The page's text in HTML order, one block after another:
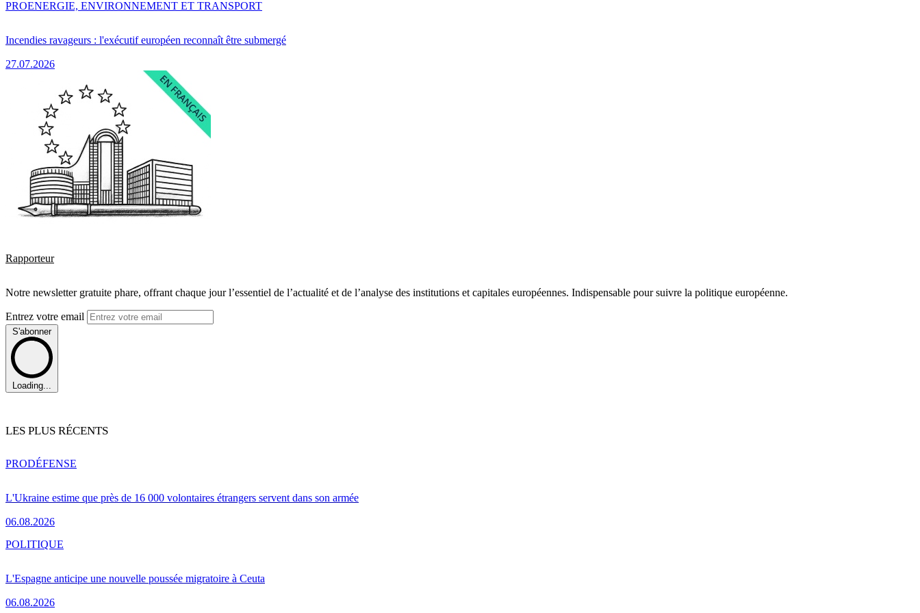
Incendies ravageurs : l'exécutif européen reconnaît être submergé
27.07.2026
PROENERGIE, ENVIRONNEMENT ET TRANSPORT
Rapporteur
Notre newsletter gratuite phare, offrant chaque jour l’essentiel de l’actualité et de l’analyse des institutions et capitales européennes. Indispensable pour suivre la politique européenne.
Entrez votre email
S'abonner
Loading...
LES PLUS RÉCENTS
L'Ukraine estime que près de 16 000 volontaires étrangers servent dans son armée
06.08.2026
PRODÉFENSE
L'Espagne anticipe une nouvelle poussée migratoire à Ceuta
06.08.2026
POLITIQUE